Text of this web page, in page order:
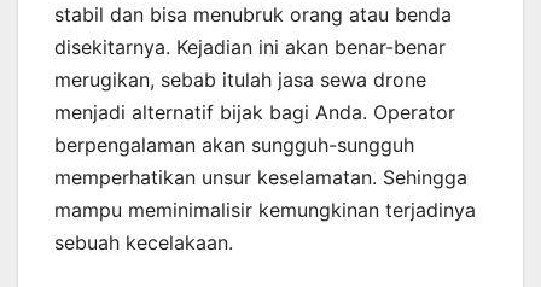
stabil dan bisa menubruk orang atau benda
disekitarnya. Kejadian ini akan benar-benar
merugikan, sebab itulah jasa sewa drone
menjadi alternatif bijak bagi Anda. Operator
berpengalaman akan sungguh-sungguh
memperhatikan unsur keselamatan. Sehingga
mampu meminimalisir kemungkinan terjadinya
sebuah kecelakaan.